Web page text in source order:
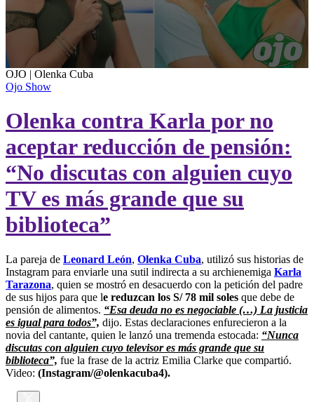
0
seconds
of
seconds
OJO | Olenka Cuba
Ojo Show
Olenka contra Karla por no
aceptar reducción de pensión:
“No discutas con alguien cuyo
TV es más grande que su
biblioteca”
La pareja de Leonard León, Olenka Cuba, utilizó sus historias de
Instagram para enviarle una sutil indirecta a su archienemiga Karla
Tarazona, quien se mostró en desacuerdo con la petición del padre
de sus hijos para que le reduzcan los S/ 78 mil soles que debe de
pensión de alimentos. “Esa deuda no es negociable (…) La justicia
es igual para todos”, dijo. Estas declaraciones enfurecieron a la
novia del cantante, quien le lanzó una tremenda estocada: “Nunca
discutas con alguien cuyo televisor es más grande que su
biblioteca”, fue la frase de la actriz Emilia Clarke que compartió.
Video: (Instagram/@olenkacuba4).